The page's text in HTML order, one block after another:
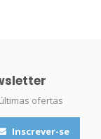
ofertas
Inscrever-se